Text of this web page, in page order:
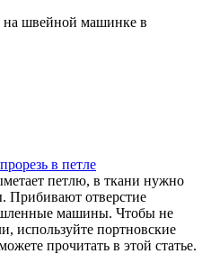
на швейной машинке в
в петле
петлю, в ткани нужно
Прибивают отверстие
машины. Чтобы не
используйте портновские
прочитать в этой статье.